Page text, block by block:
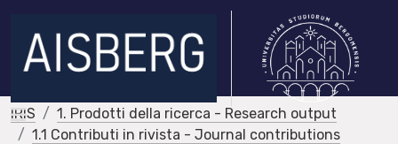
IRIS
1. Prodotti della ricerca - Research output
1.1 Contributi in rivista - Journal contributions